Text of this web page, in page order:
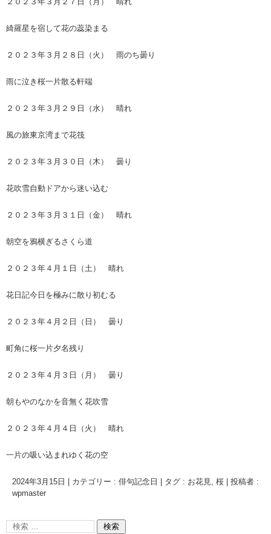
綺羅星を宿して花の蕊染まる
２０２３年３月２８日（火） 雨のち曇り
雨に泣き桜一片散る軒端
２０２３年３月２９日（水） 晴れ
風の旅東京湾まで花筏
２０２３年３月３０日（木） 曇り
花吹雪自動ドアから迷い込む
２０２３年３月３１日（金） 晴れ
朝空を鴉横ぎるさくら道
２０２３年４月１日（土） 晴れ
花日記今日を極みに散り初むる
２０２３年４月２日（日） 曇り
町角に桜一片夕名残り
２０２３年４月３日（月） 曇り
朝もやのなかを音無く花吹雪
２０２３年４月４日（火） 晴れ
一片の吸い込まれゆく花の空
2024年3月15日 カテゴリー : 俳句記念日 タグ : お花見, 桜
投稿者 :
wpmaster